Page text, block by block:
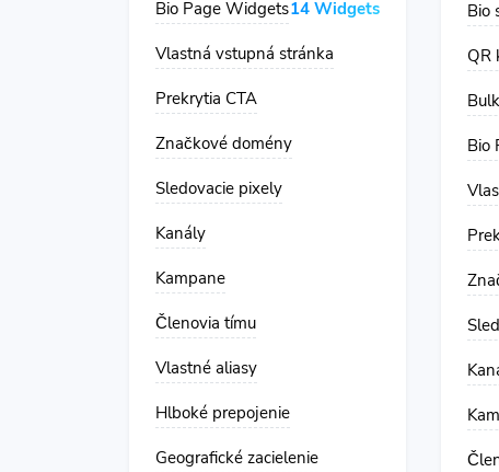
Bio Page Widgets14 Widgets
Vlastná vstupná stránka
Prekrytia CTA
Značkové domény
Sledovacie pixely
Kanály
Kampane
Členovia tímu
Vlastné aliasy
Hlboké prepojenie
Geografické zacielenie
Bio
QR
Bio